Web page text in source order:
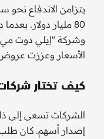
يتزامن الاندفاع
الأسعار وعززت
كيف تختار
الشركات تسعى إلى
إصدار أسهم. كان طلب